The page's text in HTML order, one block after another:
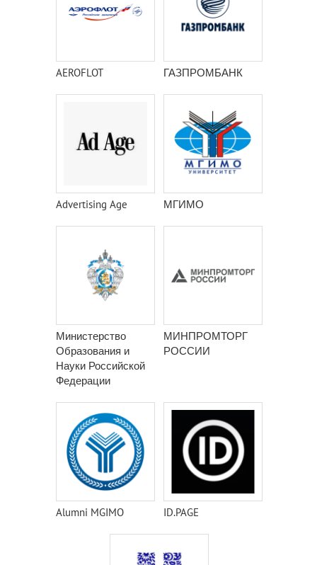
AEROFLOT ГАЗПРОМБАНК
Advertising Age МГИМО
Министерство
Образования и
Науки Российской
Федерации
МИНПРОМТОРГ
РОССИИ
Alumni MGIMO ID.PAGE